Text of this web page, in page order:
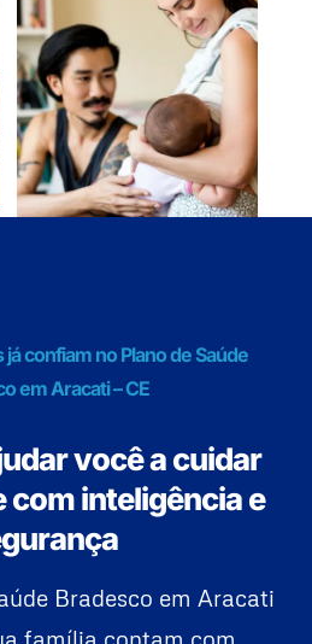
confiam no Plano de Saúde
em Aracati – CE
você a cuidar
com inteligência e
Bradesco em Aracati